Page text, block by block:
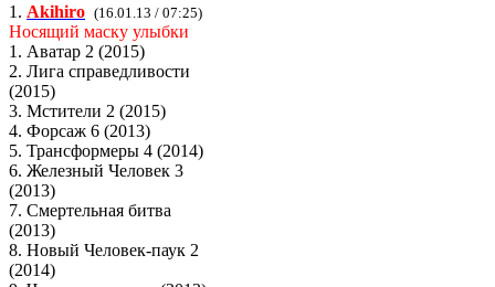
1. Akihiro (16.01.13 / 07:25)
Носящий маску улыбки
1. Аватар 2 (2015)
2. Лига справедливости
(2015)
3. Мстители 2 (2015)
4. Форсаж 6 (2013)
5. Трансформеры 4 (2014)
6. Железный Человек 3
(2013)
7. Смертельная битва
(2013)
8. Новый Человек-паук 2
(2014)